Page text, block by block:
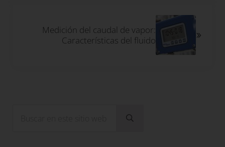
Medición del caudal de vapor:
Características del fluido
Enviar búsqueda